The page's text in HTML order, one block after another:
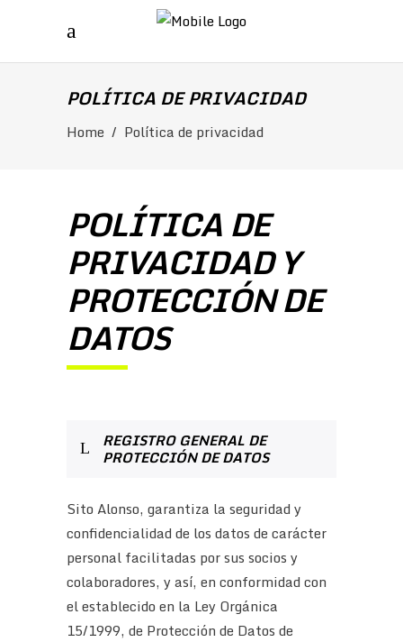
POLÍTICA DE PRIVACIDAD
Home / Política de privacidad
POLÍTICA DE
PRIVACIDAD Y
PROTECCIÓN DE
DATOS
REGISTRO GENERAL DE
PROTECCIÓN DE DATOS
Sito Alonso, garantiza la seguridad y
confidencialidad de los datos de carácter
personal facilitadas por sus socios y
colaboradores, y así, en conformidad con
el establecido en la Ley Orgánica
15/1999, de Protección de Datos de